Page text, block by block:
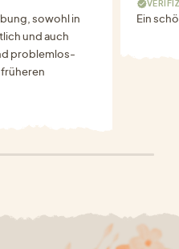
sowohl in
und auch
problemlos-
früheren
Ein